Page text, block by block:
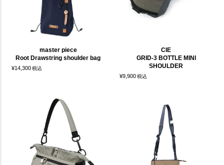
master piece
Root Drawstring shoulder bag
¥14,300税込
CIE
GRID-3 BOTTLE MINI
SHOULDER
¥9,900税込